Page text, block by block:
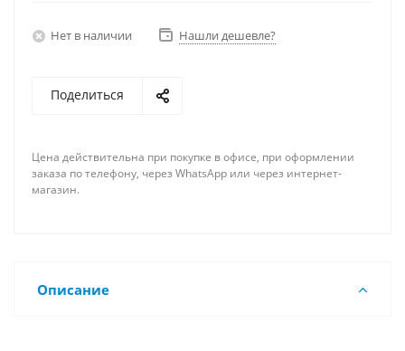
Нет в наличии Нашли дешевле?
Поделиться
Цена действительна при покупке в офисе, при оформлении
заказа по телефону, через WhatsApp или через интернет-
магазин.
Описание